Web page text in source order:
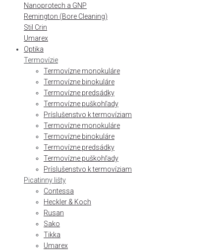
Nanoprotech a GNP
Remington (Bore Cleaning)
Stil Crin
Umarex
Optika
Termovízie
Termovízne monokuláre
Termovízne binokuláre
Termovízne predsádky
Termovízne puškohľady
Príslušenstvo k termovíziam
Termovízne monokuláre
Termovízne binokuláre
Termovízne predsádky
Termovízne puškohľady
Príslušenstvo k termovíziam
Picatinny lišty
Contessa
Heckler & Koch
Rusan
Sako
Tikka
Umarex